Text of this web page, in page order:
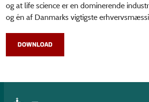
og at life science er en dominerende
og én af Danmarks vigtigste
DOWNLOAD